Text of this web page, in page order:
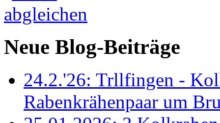
Neue Blog-Beiträge
24.2.'26: Trllfingen -
Rabenkrähenpaar um